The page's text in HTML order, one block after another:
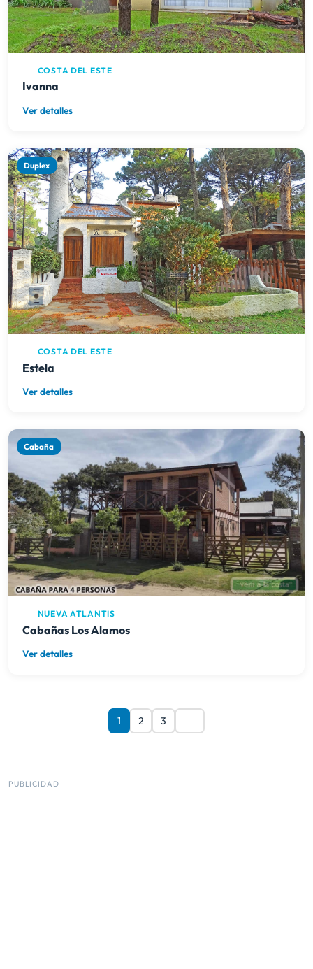
COSTA DEL ESTE
Ivanna
Ver detalles
Duplex
COSTA DEL ESTE
Estela
Ver detalles
Cabaña
NUEVA ATLANTIS
Cabañas Los Alamos
Ver detalles
1 2 3
PUBLICIDAD